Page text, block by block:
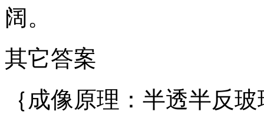
阔。
其它答案
｛成像原理：半透半反